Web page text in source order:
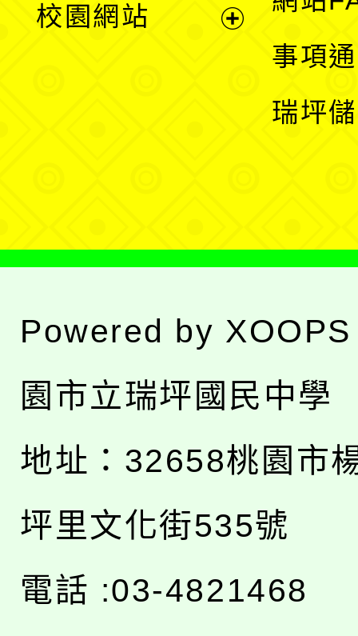
校園網站
事項
瑞坪
Powered by XOOPS
園市立瑞坪國民中學
地址： 32658桃園市
坪里文化街535號
電話 :03-4821468